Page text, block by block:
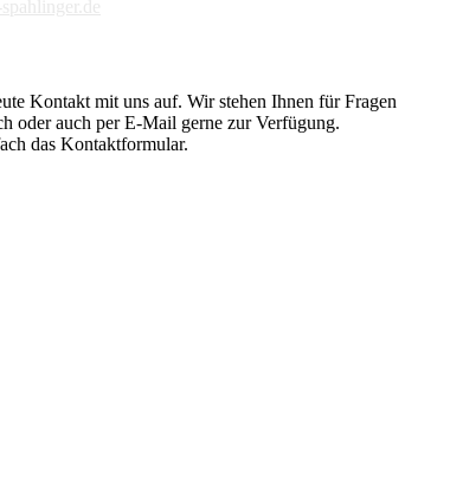
Kontakt mit uns auf. Wir stehen Ihnen für Fragen
oder auch per E-Mail gerne zur Verfügung.
das Kontaktformular.